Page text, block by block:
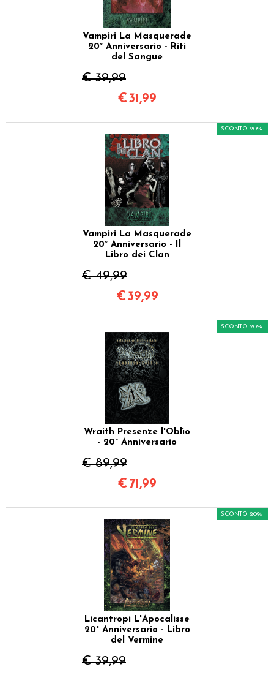
Vampiri La Masquerade
20° Anniversario - Riti
del Sangue
€ 39,99
€31,99
Vampiri La Masquerade
20° Anniversario - Il
Libro dei Clan
€ 49,99
SCONTO 20%
€39,99
Wraith Presenze l'Oblìo
- 20° Anniversario
€ 89,99
SCONTO 20%
€ 71,99
Licantropi L'Apocalisse
20° Anniversario - Libro
del Vermine
€ 39,99
SCONTO 20%